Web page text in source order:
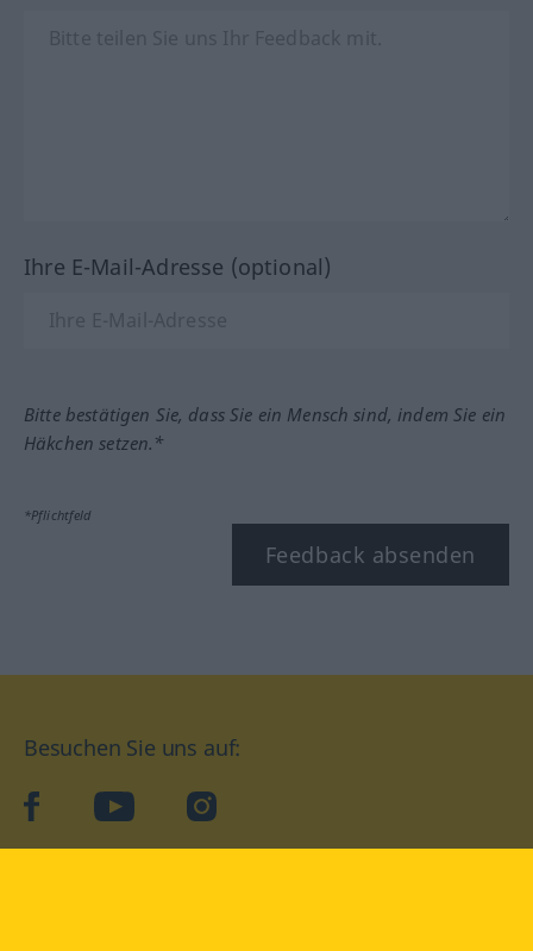
Ihre E-Mail-Adresse (optional)
Bitte bestätigen Sie, dass Sie ein Mensch sind, indem Sie ein
Häkchen setzen.*
*Pflichtfeld
Feedback absenden
Besuchen Sie uns auf:
facebookYouTube Instagram